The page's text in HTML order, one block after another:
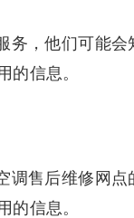
务，他们可能
的信息。
调售后维修网
的信息。